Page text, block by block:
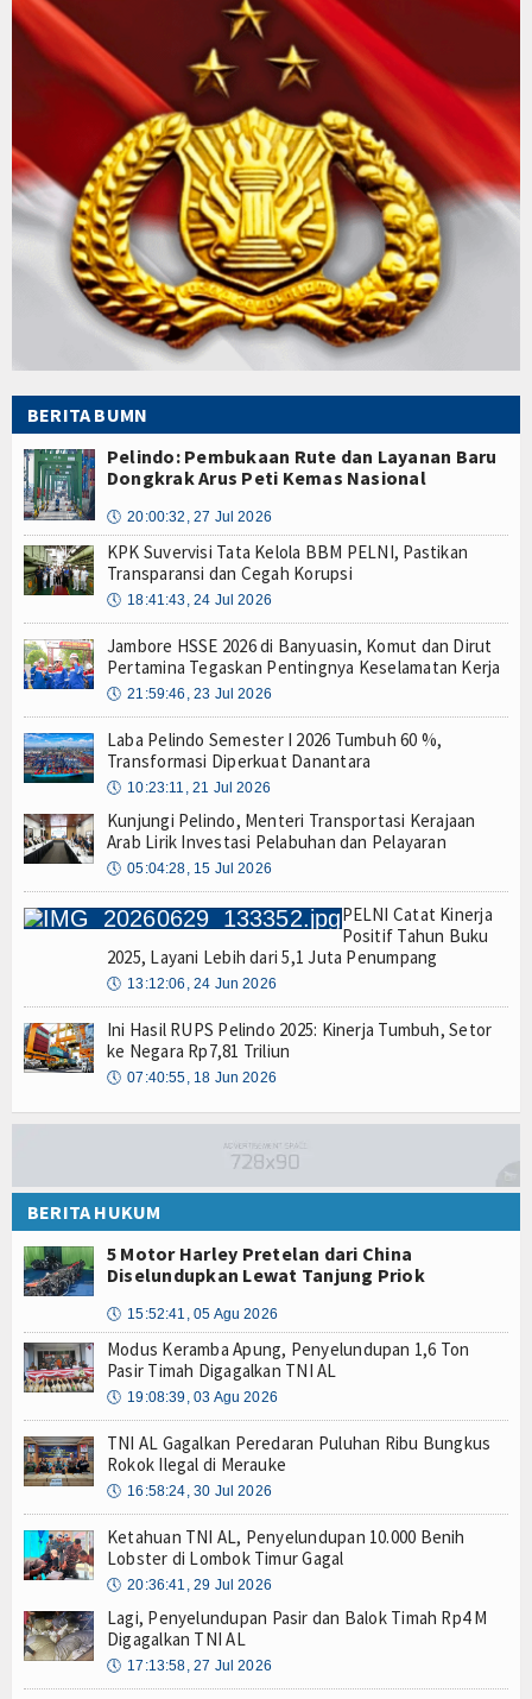
BERITA BUMN
Pelindo: Pembukaan Rute dan Layanan Baru
Dongkrak Arus Peti Kemas Nasional
🕔 20:00:32, 27 Jul 2026
KPK Suvervisi Tata Kelola BBM PELNI, Pastikan
Transparansi dan Cegah Korupsi
🕔 18:41:43, 24 Jul 2026
Jambore HSSE 2026 di Banyuasin, Komut dan Dirut
Pertamina Tegaskan Pentingnya Keselamatan Kerja
🕔 21:59:46, 23 Jul 2026
Laba Pelindo Semester I 2026 Tumbuh 60 %,
Transformasi Diperkuat Danantara
🕔 10:23:11, 21 Jul 2026
Kunjungi Pelindo, Menteri Transportasi Kerajaan
Arab Lirik Investasi Pelabuhan dan Pelayaran
🕔 05:04:28, 15 Jul 2026
PELNI Catat Kinerja
Positif Tahun Buku
2025, Layani Lebih dari 5,1 Juta Penumpang
🕔 13:12:06, 24 Jun 2026
Ini Hasil RUPS Pelindo 2025: Kinerja Tumbuh, Setor
ke Negara Rp7,81 Triliun
🕔 07:40:55, 18 Jun 2026
BERITA HUKUM
5 Motor Harley Pretelan dari China
Diselundupkan Lewat Tanjung Priok
🕔 15:52:41, 05 Agu 2026
Modus Keramba Apung, Penyelundupan 1,6 Ton
Pasir Timah Digagalkan TNI AL
🕔 19:08:39, 03 Agu 2026
TNI AL Gagalkan Peredaran Puluhan Ribu Bungkus
Rokok Ilegal di Merauke
🕔 16:58:24, 30 Jul 2026
Ketahuan TNI AL, Penyelundupan 10.000 Benih
Lobster di Lombok Timur Gagal
🕔 20:36:41, 29 Jul 2026
Lagi, Penyelundupan Pasir dan Balok Timah Rp4 M
Digagalkan TNI AL
🕔 17:13:58, 27 Jul 2026